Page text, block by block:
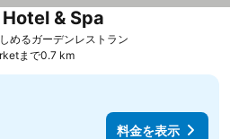
めるガーデンレストラン
& Spa
まで0.7 km
料金を表示